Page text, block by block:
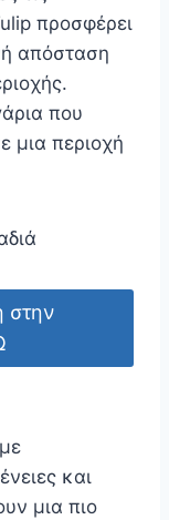
προσφέρει
απόσταση
που
μια περιοχή
στην
και
μια πιο